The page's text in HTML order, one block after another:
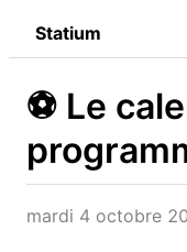
Statium
⚽️ Le
mardi 4 octobre